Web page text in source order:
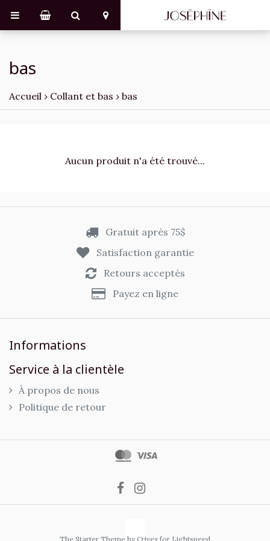
bas
Accueil › Collant et bas › bas
Aucun produit n'a été trouvé...
Gratuit après 75$
Satisfaction garantie
Retours acceptés
Payez en ligne
Informations
Service à la clientèle
À propos de nous
Politique de retour
The Starter Theme by Crivex for Lightspeed